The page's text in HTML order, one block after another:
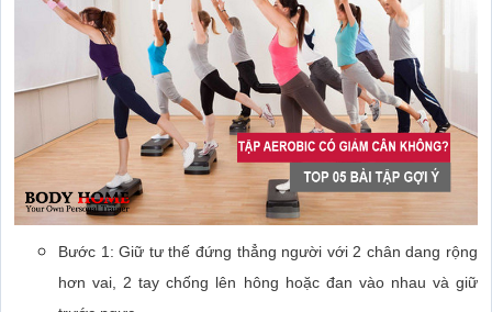
Bước 1: ‏Giữ tư thế đứng thẳng người với 2 chân dang rộng
hơn vai, 2 tay chống lên hông hoặc đan vào nhau và giữ